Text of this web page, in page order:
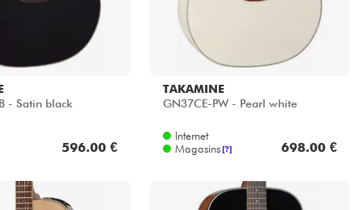
- Satin black
596.00 €
TAKAMINE
GN37CE-PW - Pearl white
Internet
Magasins [?] 698.00 €